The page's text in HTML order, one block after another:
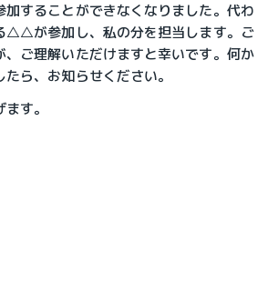
加することができなくなりました。代わ
△△が参加し、私の分を担当します。ご
、ご理解いただけますと幸いです。何か
ら、お知らせください。
す。